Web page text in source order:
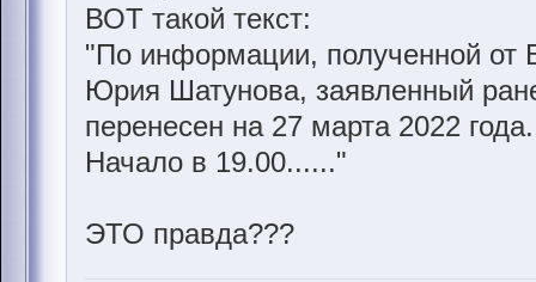
ВОТ такой текст:
"По информации, полученной от
Юрия Шатунова, заявленный
перенесен на 27 марта 2022 года.
Начало в 19.00......"
ЭТО правда???